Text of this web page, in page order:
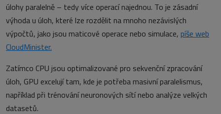
úlohy paralelně – tedy více operací najednou. To je zásadní
výhoda u úloh, které lze rozdělit na mnoho nezávislých
výpočtů, jako jsou maticové operace nebo simulace, píše web
CloudMinister.
Zatímco CPU jsou optimalizované pro sekvenční zpracování
úloh, GPU excelují tam, kde je potřeba masivní paralelismus,
například při trénování neuronových sítí nebo analýze velkých
datasetů.